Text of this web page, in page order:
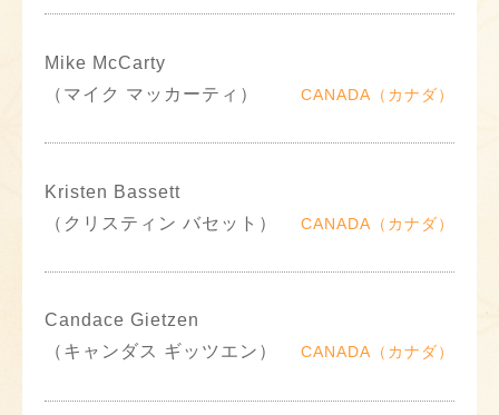
Mike McCarty
（マイク マッカーティ）
CANADA（カナダ）
Kristen Bassett
（クリスティン バセット）
CANADA（カナダ）
Candace Gietzen
（キャンダス ギッツエン）
CANADA（カナダ）